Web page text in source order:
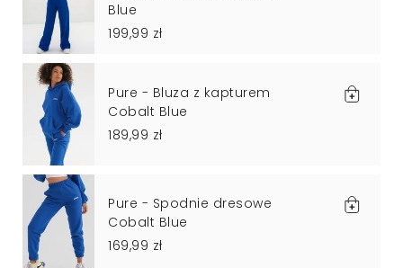
Blue
199,99 zł
Pure - Bluza z kapturem
Cobalt Blue
189,99 zł
Pure - Spodnie dresowe
Cobalt Blue
169,99 zł